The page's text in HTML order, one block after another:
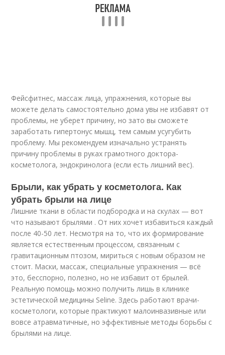
Фейсфитнес, массаж лица, упражнения, которые вы
можете делать самостоятельно дома увы не избавят от
проблемы, не уберет причину, но зато вы сможете
заработать гипертонус мышц, тем самым усугубить
проблему. Мы рекомендуем изначально устранять
причину проблемы в руках грамотного доктора-
косметолога, эндокринолога (если есть лишний вес).
Брыли, как убрать у косметолога. Как
убрать брыли на лице
Лишние ткани в области подбородка и на скулах — вот
что называют брылями . От них хочет избавиться каждый
после 40-50 лет. Несмотря на то, что их формирование
является естественным процессом, связанным с
гравитационным птозом, мириться с новым образом не
стоит. Маски, массаж, специальные упражнения — всё
это, бесспорно, полезно, но не избавит от брылей.
Реальную помощь можно получить лишь в клинике
эстетической медицины Seline. Здесь работают врачи-
косметологи, которые практикуют малоинвазивные или
вовсе атравматичные, но эффективные методы борьбы с
брылями на лице.